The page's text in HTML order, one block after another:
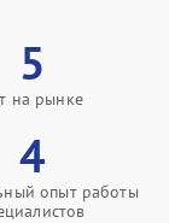
5
на рынке
4
опыт работы